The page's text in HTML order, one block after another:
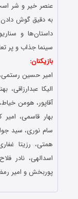
عنصر خیر و شر
به دقیق گوش
داستان‌ها و
سینما جذاب و پر
بازیکنان:
امیر حسین
الیکا
آقاپور، هومن
بهار قاسمی، امیر
سام نوری، سید
همتی، رزیتا
اسدالهی، نادر
پوربخش و امیر